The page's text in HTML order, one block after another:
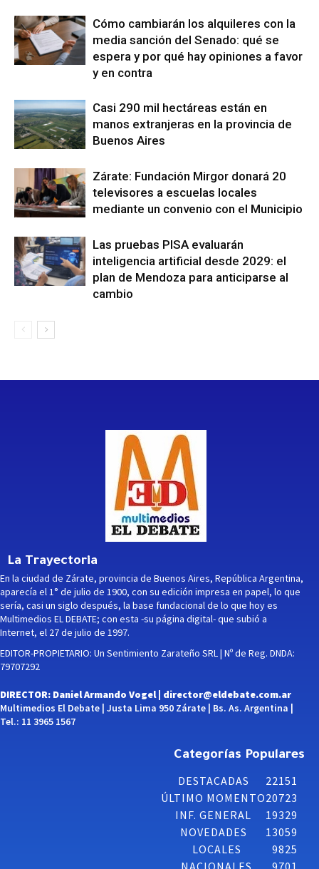
Cómo cambiarán los alquileres con la
media sanción del Senado: qué se
espera y por qué hay opiniones a favor
y en contra
Casi 290 mil hectáreas están en
manos extranjeras en la provincia de
Buenos Aires
Zárate: Fundación Mirgor donará 20
televisores a escuelas locales
mediante un convenio con el Municipio
Las pruebas PISA evaluarán
inteligencia artificial desde 2029: el
plan de Mendoza para anticiparse al
cambio
La Trayectoria
En la ciudad de Zárate, provincia de Buenos Aires, República Argentina,
aparecía el 1° de julio de 1900, con su edición impresa en papel, lo que
sería, casi un siglo después, la base fundacional de lo que hoy es
Multimedios EL DEBATE; con esta -su página digital- que subió a
Internet, el 27 de julio de 1997.
EDITOR-PROPIETARIO: Un Sentimiento Zarateño SRL | Nº de Reg. DNDA:
79707292
DIRECTOR: Daniel Armando Vogel | director@eldebate.com.ar
Multimedios El Debate | Justa Lima 950 Zárate | Bs. As. Argentina |
Tel.: 11 3965 1567
Categorías Populares
DESTACADAS
22151
ÚLTIMO MOMENTO20723
INF. GENERAL
19329
NOVEDADES
13059
LOCALES
9825